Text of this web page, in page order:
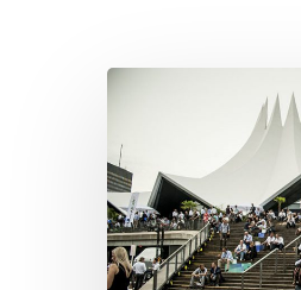
beamian
a
disrupção
à
NOAH